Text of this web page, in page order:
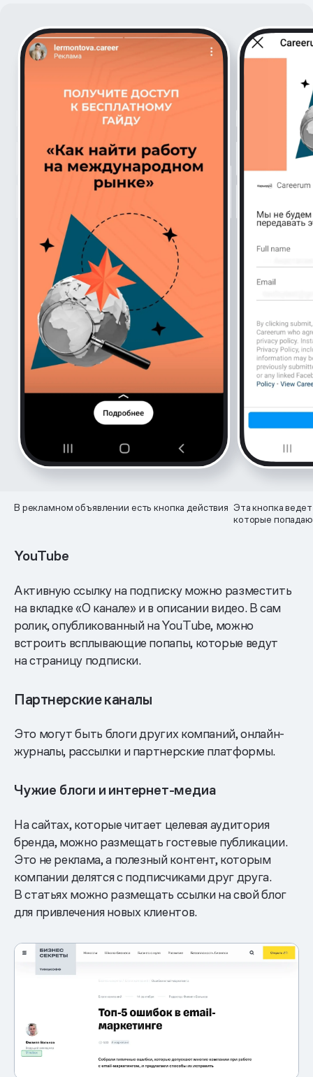
В рекламном объявлении есть кнопка действия Эта кнопка
которые
YouTube
Активную ссылку на подписку можно разместить
на вкладке «О канале» и в описании видео. В сам
ролик, опубликованный на YouTube, можно
встроить всплывающие попапы, которые ведут
на страницу подписки.
Партнерские каналы
Это могут быть блоги других компаний, онлайн-
журналы, рассылки и партнерские платформы.
Чужие блоги и интернет-медиа
На сайтах, которые читает целевая аудитория
бренда, можно размещать гостевые публикации.
Это не реклама, а полезный контент, которым
компании делятся с подписчиками друг друга.
В статьях можно размещать ссылки на свой блог
для привлечения новых клиентов.